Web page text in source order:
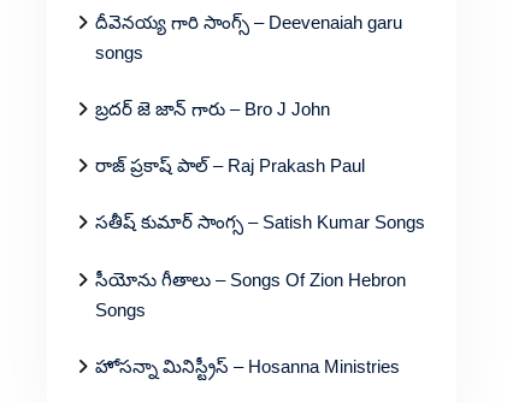
దీవెనయ్య గారి సాంగ్స్ – Deevenaiah garu
songs
బ్రదర్ జె జాన్ గారు – Bro J John
రాజ్ ప్రకాష్ పాల్ – Raj Prakash Paul
సతీష్ కుమార్ సాంగ్స – Satish Kumar Songs
సీయోను గీతాలు – Songs Of Zion Hebron
Songs
హోసన్నా మినిస్ట్రీస్ – Hosanna Ministries